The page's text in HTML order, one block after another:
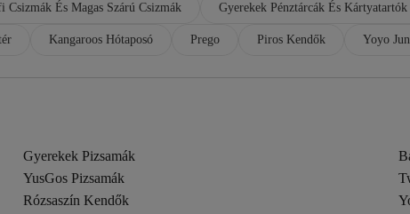
Csizmák És Magas Szárú Csizmák Gyerekek Pénztárcák És Kártyatartók
Kangaroos Hótaposó Prego Piros Kendők Yoyo
Gyerekek Pizsamák
YusGos Pizsamák
Rózsaszín Kendők